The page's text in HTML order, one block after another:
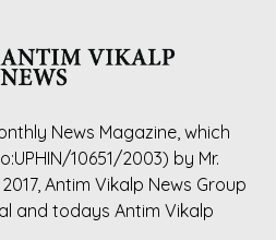
News Magazine, which
10651/2003) by Mr.
Antim Vikalp News Group
and todays Antim Vikalp